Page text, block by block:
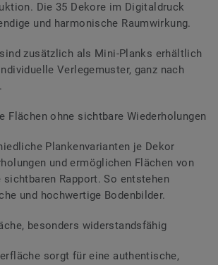
Die 35 Dekore im Digitaldruck
und harmonische Raumwirkung.
zusätzlich als Mini-Planks erhältlich
Verlegemuster, ganz nach
Flächen ohne sichtbare Wiederholungen
Plankenvarianten je Dekor
und ermöglichen Flächen von
sichtbaren Rapport. So entstehen
und hochwertige Bodenbilder.
besonders widerstandsfähig
sorgt für eine authentische,